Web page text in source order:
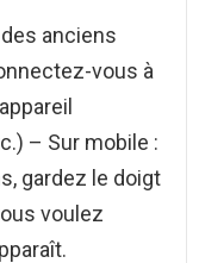
anciens
vous à
– Sur mobile :
gardez le doigt
voulez